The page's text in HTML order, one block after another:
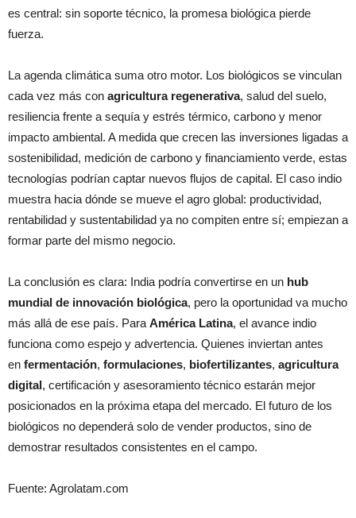
es central: sin soporte técnico, la promesa biológica pierde
fuerza.
La agenda climática suma otro motor. Los biológicos se vinculan
cada vez más con agricultura regenerativa, salud del suelo,
resiliencia frente a sequía y estrés térmico, carbono y menor
impacto ambiental. A medida que crecen las inversiones ligadas a
sostenibilidad, medición de carbono y financiamiento verde, estas
tecnologías podrían captar nuevos flujos de capital. El caso indio
muestra hacia dónde se mueve el agro global: productividad,
rentabilidad y sustentabilidad ya no compiten entre sí; empiezan a
formar parte del mismo negocio.
La conclusión es clara: India podría convertirse en un hub
mundial de innovación biológica, pero la oportunidad va mucho
más allá de ese país. Para América Latina, el avance indio
funciona como espejo y advertencia. Quienes inviertan antes
en fermentación, formulaciones, biofertilizantes, agricultura
digital, certificación y asesoramiento técnico estarán mejor
posicionados en la próxima etapa del mercado. El futuro de los
biológicos no dependerá solo de vender productos, sino de
demostrar resultados consistentes en el campo.
Fuente: Agrolatam.com